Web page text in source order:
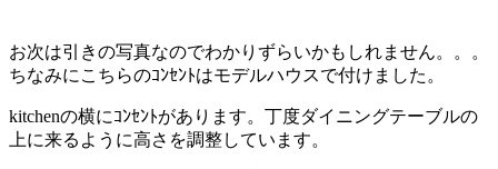
お次は引きの写真なのでわかりずらいかもしれません。。。
ちなみにこちらのｺﾝｾﾝﾄはモデルハウスで付けました。
kitchenの横にｺﾝｾﾝﾄがあります。丁度ダイニングテーブルの
上に来るように高さを調整しています。